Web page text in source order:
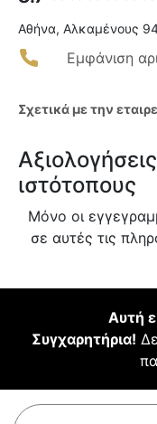
Αθήνα, Αλκαμένους
Εμφάνιση
Σχετικά με την
ιστότοπους
Μόνο οι
σε αυτές τις
Αυτή
Συγχαρητήρια!